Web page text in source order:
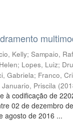
Kelly;Sampaio,
; Lopes, Luiz;
Gabriela; Franco,
Januario, Priscila (
à codificação de
02 de dezembro
agosto de 2016 ...